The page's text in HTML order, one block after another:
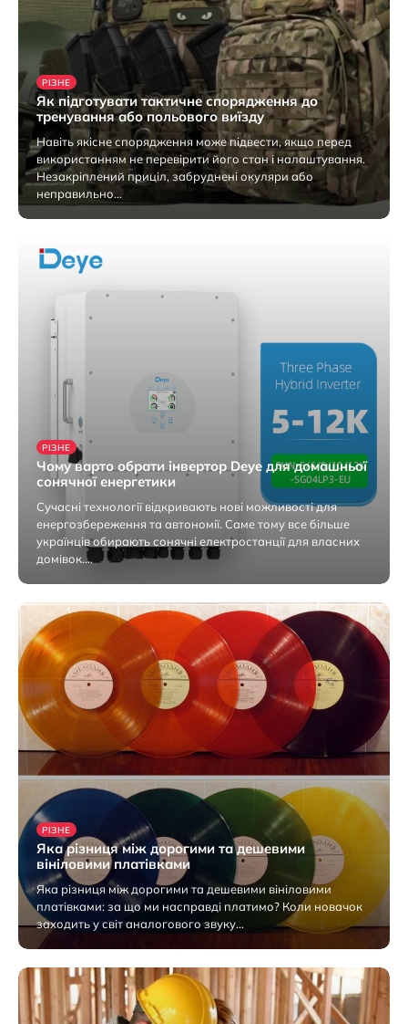
РІЗНЕ
Як підготувати тактичне спорядження до
тренування або польового виїзду
Навіть якісне спорядження може підвести, якщо перед
використанням не перевірити його стан і налаштування.
Незакріплений приціл, забруднені окуляри або
неправильно…
4 Серпня 2026
РІЗНЕ
Чому варто обрати інвертор Deye для домашньої
сонячної енергетики
Сучасні технології відкривають нові можливості для
енергозбереження та автономії. Саме тому все більше
українців обирають сонячні електростанції для власних
домівок.…
4 Серпня 2026
РІЗНЕ
Яка різниця між дорогими та дешевими
вініловими платівками
Яка різниця між дорогими та дешевими вініловими
платівками: за що ми насправді платимо? Коли новачок
заходить у світ аналогового звуку…
4 Серпня 2026